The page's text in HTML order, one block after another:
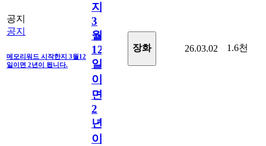
공지
공지
메모리워드 시작한지 3월12
일이면 2년이 됩니다.
지
3
월
12
일
이
면
2
년
이
장화 26.03.02 1.6천